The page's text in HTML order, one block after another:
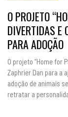
O PROJETO
DIVERTIDAS E
PARA ADOÇÃO
O projeto “Home for
Zaphrier Dan para a
adoção de animais
retratar a